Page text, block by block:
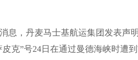
，丹麦马士基航运集团发表声
克”号24日在通过曼德海峡时遭